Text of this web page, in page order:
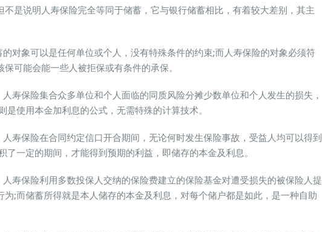
是说明人寿保险完全等同于储蓄，它与银行储蓄相比，有着较大差别，其主
象可以是任何单位或个人，没有特殊条件的约束;而人寿保险的对象必须符
可能会能一些人被拒保或有条件的承保。
保险集合众多单位和个人面临的同质风险分摊少数单位和个人发生的损失，
是使用本金加利息的公式，无需特殊的计算技术。
保险在合同约定信口开合期间，无论何时发生保险事故，受益人均可以得到
了一定的期间，才能得到预期的利益，即储存的本金及利息。
保险利用多数投保人交纳的保险费建立的保险基金对遭受损失的被保险人提
为;而储蓄所得就是本人储存的本金及利息，对每个储户都是如此，是一种自助